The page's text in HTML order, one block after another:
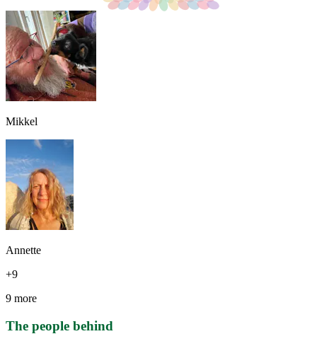
Mikkel
Annette
+9
9 more
The people behind